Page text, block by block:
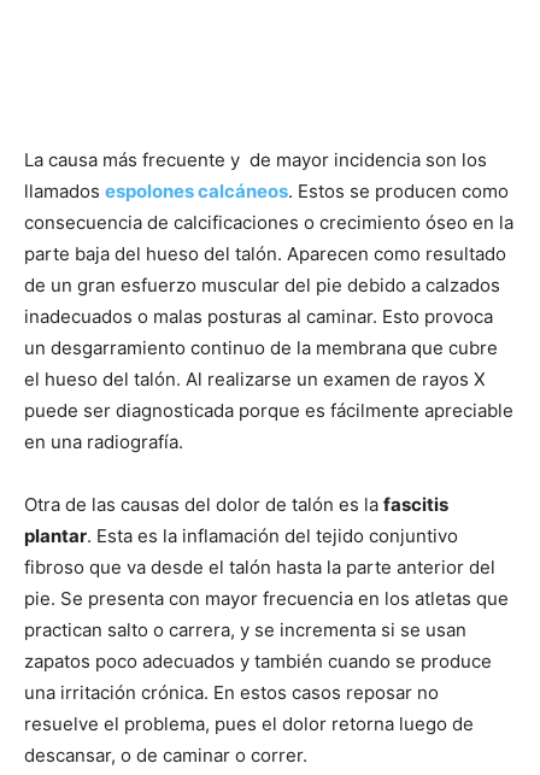
La causa más frecuente y de mayor incidencia son los
llamados espolones calcáneos. Estos se producen como
consecuencia de calcificaciones o crecimiento óseo en la
parte baja del hueso del talón. Aparecen como resultado
de un gran esfuerzo muscular del pie debido a calzados
inadecuados o malas posturas al caminar. Esto provoca
un desgarramiento continuo de la membrana que cubre
el hueso del talón. Al realizarse un examen de rayos X
puede ser diagnosticada porque es fácilmente apreciable
en una radiografía.
Otra de las causas del dolor de talón es la fascitis
plantar. Esta es la inflamación del tejido conjuntivo
fibroso que va desde el talón hasta la parte anterior del
pie. Se presenta con mayor frecuencia en los atletas que
practican salto o carrera, y se incrementa si se usan
zapatos poco adecuados y también cuando se produce
una irritación crónica. En estos casos reposar no
resuelve el problema, pues el dolor retorna luego de
descansar, o de caminar o correr.